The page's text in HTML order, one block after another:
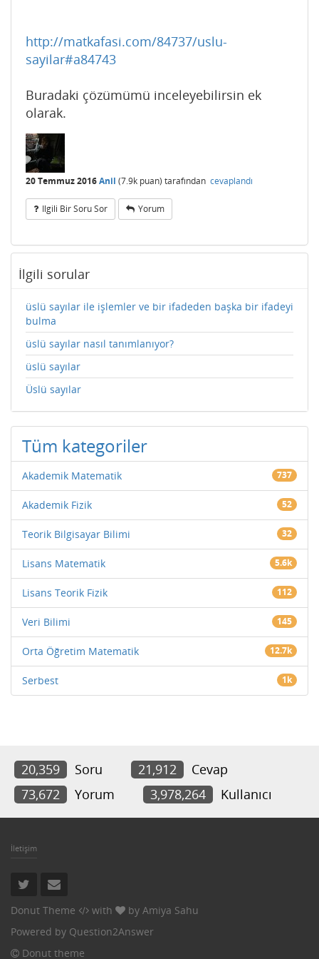
http://matkafasi.com/84737/uslu-
sayilar#a84743
Buradaki çözümümü inceleyebilirsin ek
olarak.
20 Temmuz 2016Anil (7.9k puan) tarafından cevaplandı
Ilgili Bir Soru Sor Yorum
İlgili sorular
üslü sayılar ile işlemler ve bir ifadeden başka bir ifadeyi
bulma
üslü sayılar nasıl tanımlanıyor?
üslü sayılar
Üslü sayılar
Tüm kategoriler
Akademik Matematik 737
Akademik Fizik 52
Teorik Bilgisayar Bilimi 32
Lisans Matematik 5.6k
Lisans Teorik Fizik 112
Veri Bilimi 145
Orta Öğretim Matematik 12.7k
Serbest 1k
20,359 Soru 21,912
Cevap
73,672
Yorum 3,978,264 Kullanıcı
İletişim
Donut Theme with by Amiya Sahu
Powered by Question2Answer
Donut theme